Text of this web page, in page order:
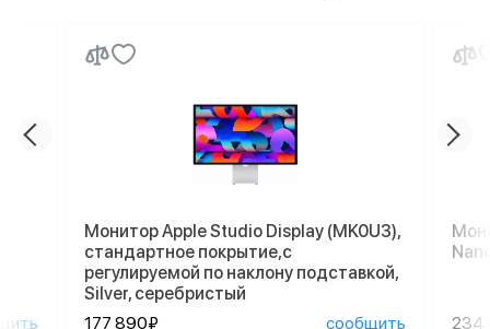
Монитор Apple Studio Display (MK0U3),
стандартное покрытие,с
регулируемой по наклону подставкой,
Silver, серебристый
177 890₽
сообщить 234